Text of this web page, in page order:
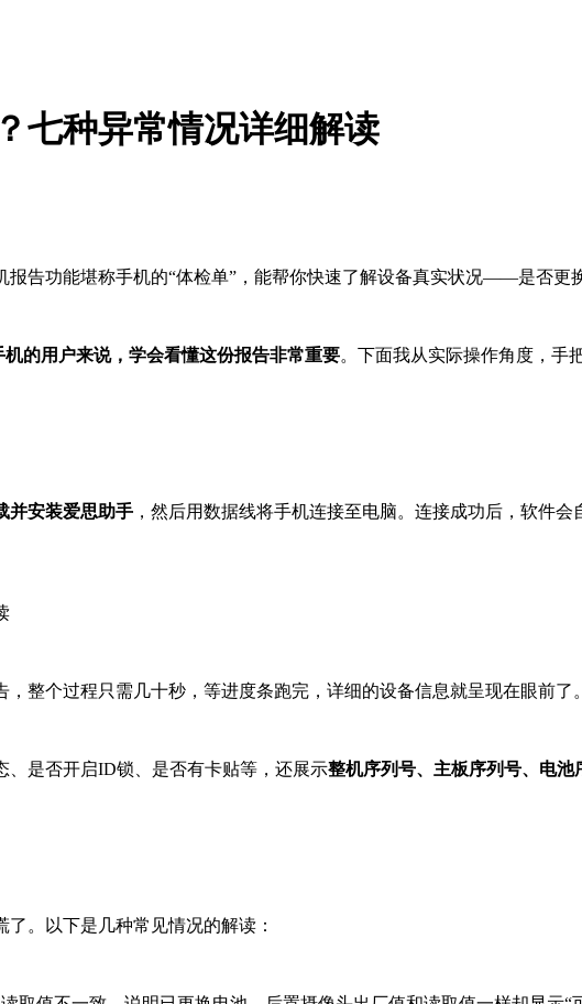
七种异常情况详细解读
报告功能堪称手机的“体检单”，能帮你快速了解设备真实状况——是否更
的用户来说，学会看懂这份报告非常重要。下面我从实际操作角度，手
并安装爱思助手 ，然后用数据线将手机连接至电脑。连接成功后，软件会
整个过程只需几十秒，等进度条跑完，详细的设备信息就呈现在眼前了
、是否开启ID锁、是否有卡贴等，还展示整机序列号、主板序列号、电池
。以下是几种常见情况的解读：